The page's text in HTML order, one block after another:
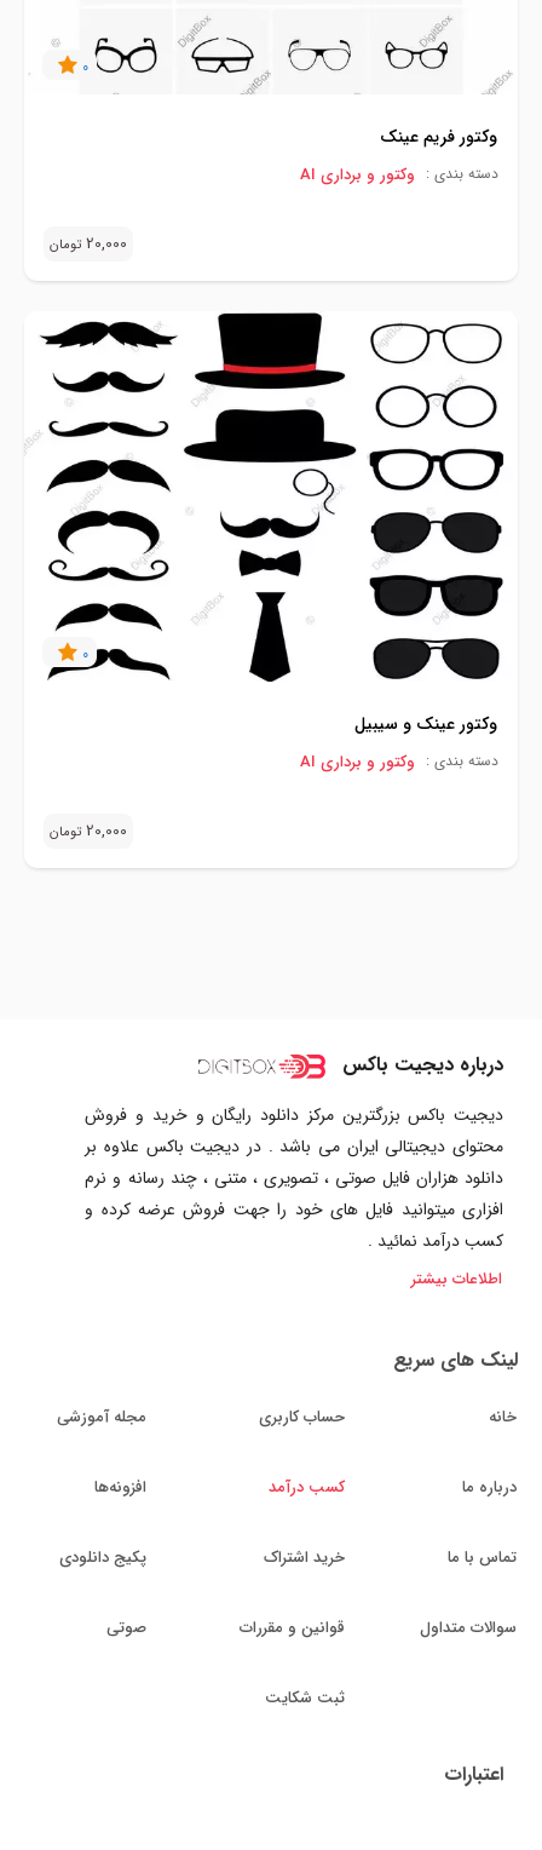
0
وکتور فریم عینک
دسته بندی : وکتور و برداری AI
20,000 تومان
0
وکتور عینک و سیبیل
دسته بندی : وکتور و برداری AI
20,000 تومان
درباره دیجیت باکس
دیجیت باکس بزرگترین مرکز دانلود رایگان و خرید و فروش
محتوای دیجیتالی ایران می باشد . در دیجیت باکس علاوه بر
دانلود هزاران فایل صوتی ، تصویری ، متنی ، چند رسانه و نرم
افزاری میتوانید فایل های خود را جهت فروش عرضه کرده و
کسب درآمد نمائید .
اطلاعات بیشتر
لینک های سریع
خانه
درباره ما
تماس با ما
سوالات متداول
حساب کاربری
کسب درآمد
خرید اشتراک
قوانین و مقررات
ثبت شکایت
مجله آموزشی
افزونه‌ها
پکیج دانلودی
صوتی
اعتبارات